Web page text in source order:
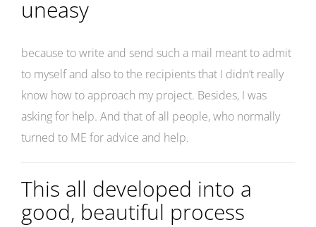
uneasy
because to write and send such a mail meant to admit
to myself and also to the recipients that I didn’t really
know how to approach my project. Besides, I was
asking for help. And that of all people, who normally
turned to ME for advice and help.
This all developed into a
good, beautiful process